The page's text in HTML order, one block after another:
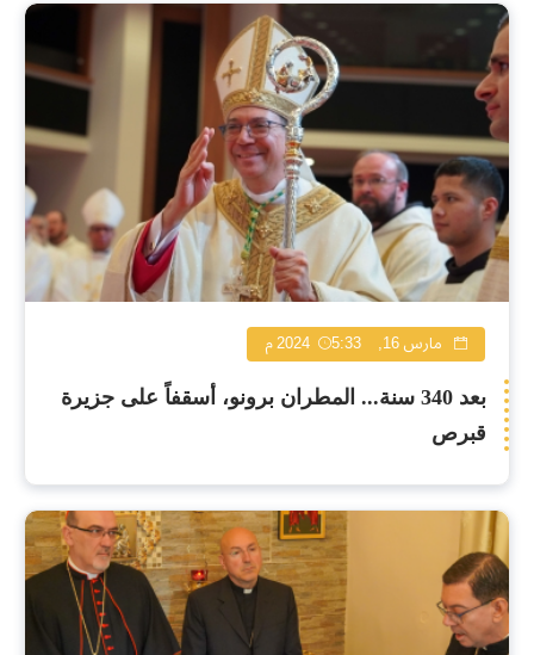
مارس 16, 2024 5:33 م
بعد 340 سنة... المطران برونو، أسقفاً على جزيرة
قبرص